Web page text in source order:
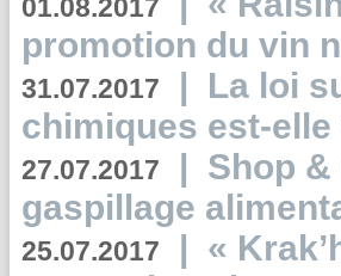
01.08.2017
promotion du vin
31.07.2017 | La loi
chimiques est-
27.07.2017 | Shop
gaspillage
25.07.2017 | «